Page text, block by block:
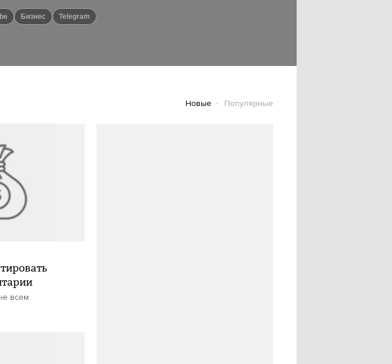
бизнес telegram
Новые Популярные
всем